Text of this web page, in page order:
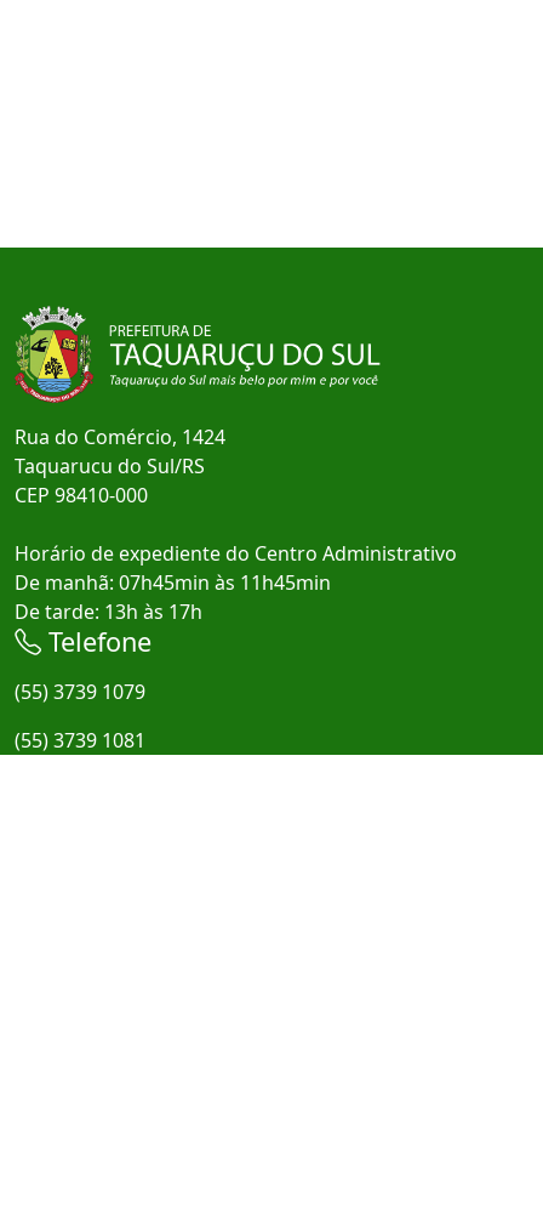
Rua do Comércio, 1424
Taquarucu do Sul/RS
CEP 98410-000
Horário de expediente do Centro Administrativo
De manhã: 07h45min às 11h45min
De tarde: 13h às 17h
Telefone
(55) 3739 1079
(55) 3739 1081